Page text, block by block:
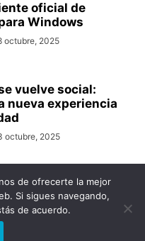
oficial de
Windows
octubre, 2025
vuelve social:
nueva experiencia
octubre, 2025
de ofrecerte la mejor
Si sigues navegando,
de acuerdo.